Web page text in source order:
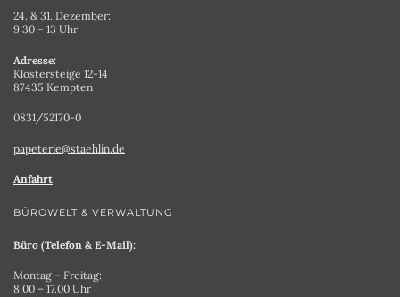
24. & 31. Dezember:
9:30 – 13 Uhr
Adresse:
Klostersteige 12-14
87435 Kempten
0831/52170-0
papeterie@staehlin.de
Anfahrt
BÜROWELT & VERWALTUNG
Büro (Telefon & E-Mail):
Montag – Freitag:
8.00 – 17.00 Uhr